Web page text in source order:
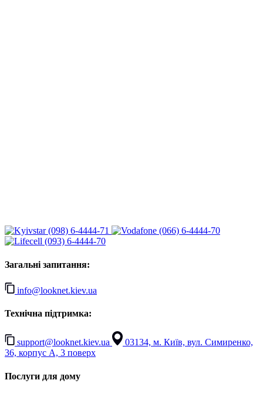
(098) 6-4444-71
(066) 6-4444-70
(093) 6-4444-70
Загальні запитання:
info@looknet.kiev.ua
Технічна підтримка:
support@looknet.kiev.ua
03134, м. Київ, вул. Симиренко,
36, корпус А, 3 поверх
Послуги для дому